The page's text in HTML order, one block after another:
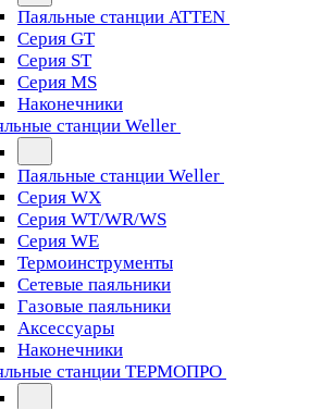
Паяльные станции ATTEN
Серия GT
Серия ST
Серия MS
Наконечники
станции Weller
Паяльные станции Weller
Серия WX
Серия WT/WR/WS
Серия WE
Термоинструменты
Сетевые паяльники
Газовые паяльники
Аксессуары
Наконечники
станции ТЕРМОПРО